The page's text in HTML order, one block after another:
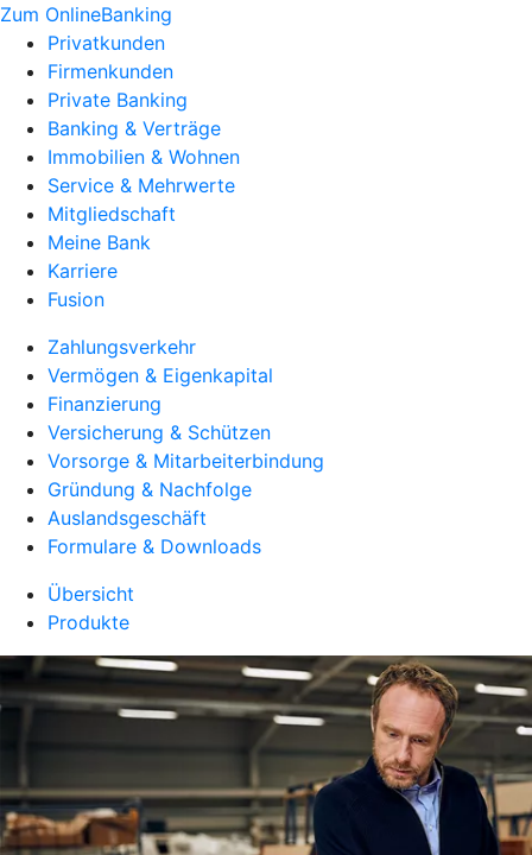
Zum OnlineBanking
Privatkunden
Firmenkunden
Private Banking
Banking & Verträge
Immobilien & Wohnen
Service & Mehrwerte
Mitgliedschaft
Meine Bank
Karriere
Fusion
Zahlungsverkehr
Vermögen & Eigenkapital
Finanzierung
Versicherung & Schützen
Vorsorge & Mitarbeiterbindung
Gründung & Nachfolge
Auslandsgeschäft
Formulare & Downloads
Übersicht
Produkte